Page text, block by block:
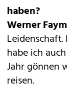
haben?
Werner
habe ich
Jahr gönnen
reisen.